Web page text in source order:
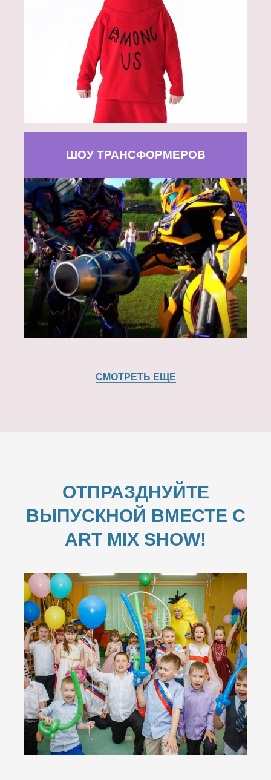
ШОУ ТРАНСФОРМЕРОВ
СМОТРЕТЬ ЕЩЕ
ОТПРАЗДНУЙТЕ
ВЫПУСКНОЙ ВМЕСТЕ С
ART MIX SHOW!